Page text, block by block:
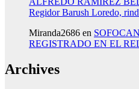
Regidor Barush Loredo,
Miranda2686 en
REGISTRADO EN EL
Archives